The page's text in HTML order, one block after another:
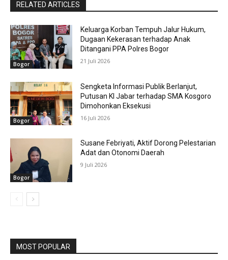
RELATED ARTICLES
Bogor
Keluarga Korban Tempuh Jalur Hukum,
Dugaan Kekerasan terhadap Anak
Ditangani PPA Polres Bogor
21 Juli 2026
Bogor
Sengketa Informasi Publik Berlanjut,
Putusan KI Jabar terhadap SMA Kosgoro
Dimohonkan Eksekusi
16 Juli 2026
Bogor
Susane Febriyati, Aktif Dorong Pelestarian
Adat dan Otonomi Daerah
9 Juli 2026
MOST POPULAR